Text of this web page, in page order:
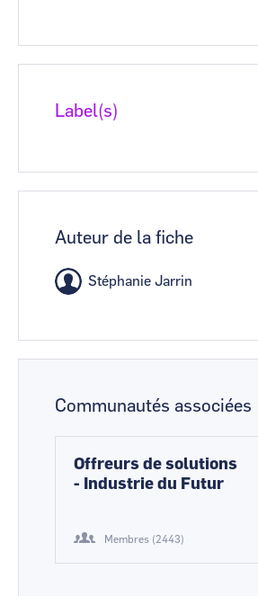
Label(s)
Auteur de la fiche
Stéphanie Jarrin
Communautés associées
Offreurs de solutions
- Industrie du Futur
Membres (2443)